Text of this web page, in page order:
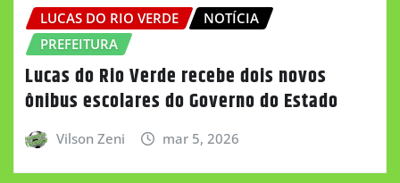
LUCAS DO RIO VERDE
NOTÍCIA
PREFEITURA
Lucas do Rio Verde recebe dois novos
ônibus escolares do Governo do Estado
Vilson Zeni mar 5, 2026